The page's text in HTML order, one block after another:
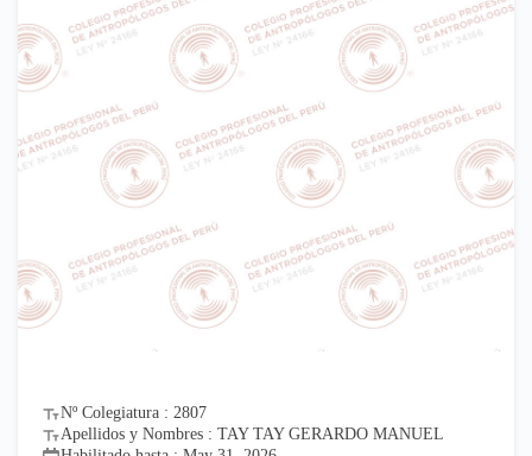
Nº Colegiatura : 2807
Apellidos y Nombres : TAY TAY GERARDO MANUEL